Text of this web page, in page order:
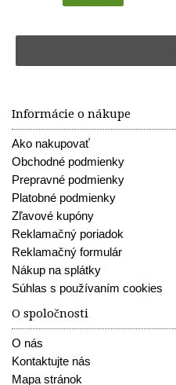
Informácie o nákupe
Ako nakupovať
Obchodné podmienky
Prepravné podmienky
Platobné podmienky
Zľavové kupóny
Reklamačný poriadok
Reklamačný formulár
Nákup na splátky
Súhlas s používaním cookies
O spoločnosti
O nás
Kontaktujte nás
Mapa stránok